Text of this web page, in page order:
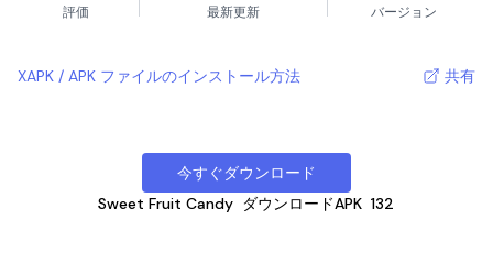
評価 最新更新 バージョン
XAPK / APK ファイルのインストール方法 共有
今すぐダウンロード
Sweet Fruit Candy ダウンロードAPK 132